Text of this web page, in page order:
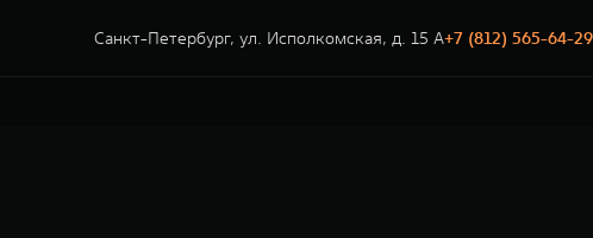
Санкт-Петербург, ул. Исполкомская, д. 15 А+7 (812) 565-64-29